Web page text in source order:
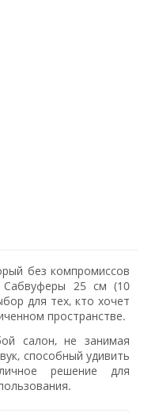
без компромиссов
25 см (10
для тех, кто хочет
пространстве.
салон, не занимая
способный удивить
решение для